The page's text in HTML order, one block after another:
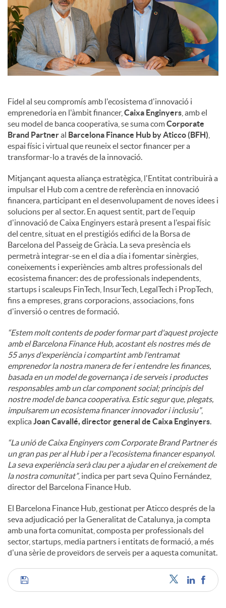
Fidel al seu compromís amb l'ecosistema d'innovació i
emprenedoria en l'àmbit financer, Caixa Enginyers , amb el
seu model de banca cooperativa, se suma comCorporate
Brand Partneral Barcelona Finance Hub by Aticco (BFH)
espai físic i virtual que reuneix el sector financer per a
transformar-lo a través de la innovació.
Mitjançant aquesta aliança estratègica, l'Entitat contribuirà a
impulsar el Hub com a centre de referència en innovació
financera, participant en el desenvolupament de noves idees i
solucions per al sector. En aquest sentit, part de l'equip
d'innovació de Caixa Enginyers estarà present a l'espai físic
del centre, situat en el prestigiós edifici de la Borsa de
Barcelona del Passeig de Gràcia. La seva presència els
permetrà integrar-se en el dia a dia i fomentar sinèrgies,
coneixements i experiències amb altres professionals del
ecosistema financer: des de professionals independents,
startups i scaleups FinTech, InsurTech, LegalTech i PropTech,
fins a empreses, grans corporacions, associacions, fons
d'inversió o centres de formació.
“Estem molt contents de poder formar part d'aquest projecte
amb el Barcelona Finance Hub, acostant els nostres més de
55 anys d'experiència i compartint amb l'entramat
emprenedor la nostra manera de fer i entendre les finances,
basada en un model de governança i de serveis i productes
responsables amb un clar component social; principis del
nostre model de banca cooperativa. Estic segur que, plegats,
impulsarem un ecosistema financer innovador i inclusiu”,
explicaJoan Cavallé, director general de Caixa Enginyers.
“La unió de Caixa Enginyers com Corporate Brand Partner és
un gran pas per al Hub i per a l'ecosistema financer espanyol.
La seva experiència serà clau per a ajudar en el creixement de
la nostra comunitat”, indica per part seva Quino Fernández,
director del Barcelona Finance Hub.
El Barcelona Finance Hub, gestionat per Aticco després de la
seva adjudicació per la Generalitat de Catalunya, ja compta
amb una forta comunitat, composta per professionals del
sector, startups, media partners i entitats de formació, a més
d'una sèrie de proveïdors de serveis per a aquesta comunitat.
C